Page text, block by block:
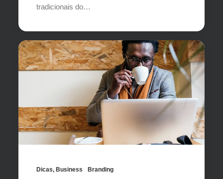
tradicionais do…
Dicas, Business Branding